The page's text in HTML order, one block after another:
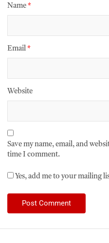
Name *
Email *
Website
Save my name, email, and
time I comment.
Yes, add me to your mailing